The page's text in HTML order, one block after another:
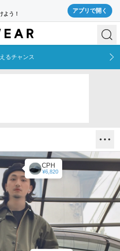
よう！ アプリで開く
るチャンス
CPH
¥6,820